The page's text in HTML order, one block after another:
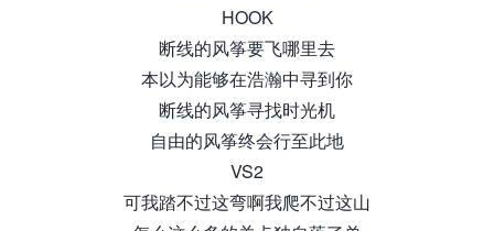
HOOK
断线的风筝要飞哪里去
本以为能够在浩瀚中寻到你
断线的风筝寻找时光机
自由的风筝终会行至此地
VS2
可我踏不过这弯啊我爬不过这山